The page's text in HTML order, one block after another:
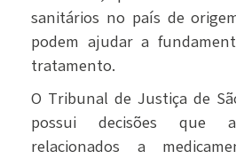
sanitários no país de
podem ajudar a
tratamento.
O Tribunal de Justiça de
possui decisões que
relacionados a